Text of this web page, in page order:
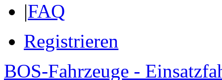
|FAQ
Registrieren
BOS-Fahrzeuge -